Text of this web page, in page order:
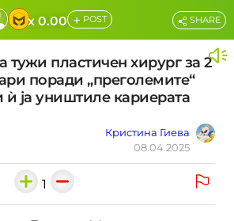
x 0.00 + POST
тужи пластичен хирург за 2
поради „преголемите“
ја уништиле кариерата
Кристина Гиева
08.04.2025
SHARE
1